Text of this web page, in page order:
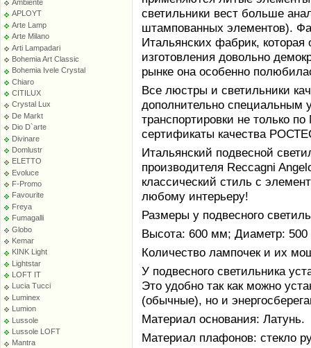
Ambiente
APLOYT
Arte Lamp
Arte Milano
Arti Lampadari
Bohemia Art Classic
Bohemia Ivele Crystal
Chiaro
CITILUX
Crystal Lux
De Markt
Dio D`arte
Divinare
Domlustr
ELETTO
Evoluce
F-Promo
Favourite
Freya
Fumagalli
Globo
Kemar
KINK Light
Lightstar
LOFT IT
Lucia Tucci
Luminex
Lumion
Lussole
Lussole LOFT
Mantra
светильники вест больше
штампованных элементов).
Итальянских фабрик,
изготовления довольно
рынке она особенно
Все люстры и светильники
дополнительно специальным
транспортировки не только
сертификаты качества
Итальянский подвесной
производителя Reccagni
классический стиль с
любому интерьеру!
Размеры у подвесного
Высота: 600 мм; Диаметр:
Количество лампочек и их
У подвесного светильника
Это удобно так как можно
(обычные), но и
Материал основания: Латунь.
Материал плафонов: стекло